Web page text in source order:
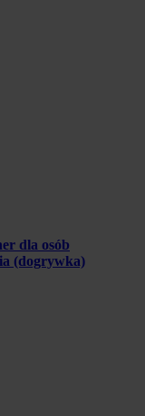
dla osób
(dogrywka)